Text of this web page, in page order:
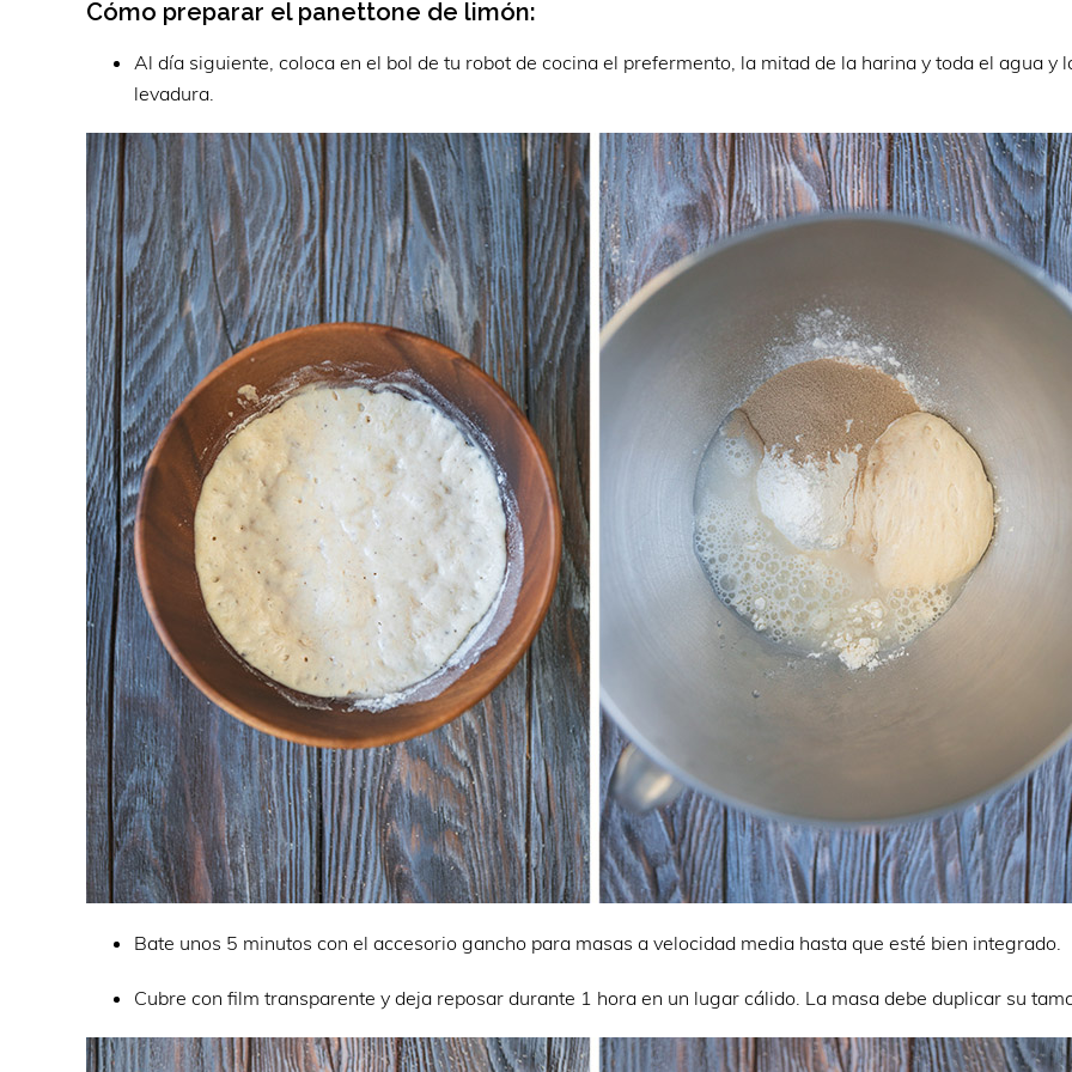
Cómo preparar el panettone de limón:
Al día siguiente, coloca en el bol de tu robot de cocina el prefermento, la mitad de la harina y toda el agua y
levadura.
Bate unos 5 minutos con el accesorio gancho para masas a velocidad media hasta que esté bien integrado.
Cubre con film transparente y deja reposar durante 1 hora en un lugar cálido. La masa debe duplicar su